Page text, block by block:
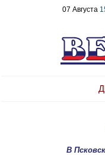
07 Августа
В